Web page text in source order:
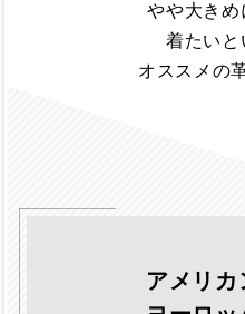
やや大きめ
着たいと
オススメの
アメリカ